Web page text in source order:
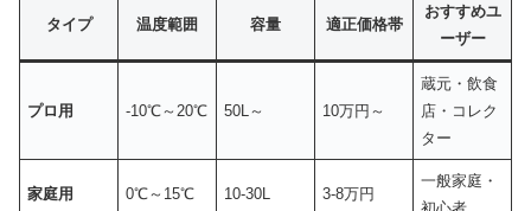
タイプ 温度範囲 容量 適正価格帯
おすすめユ
ーザー
プロ用 -10℃～20℃ 50L～ 10万円～
蔵元・飲食
店・コレク
ター
家庭用 0℃～15℃ 10-30L 3-8万円
一般家庭・